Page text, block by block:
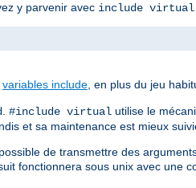
y parvenir avec include virtual
variables include, en plus du jeu
. #include virtual utilise le
et sa maintenance est mieux
de transmettre des
fonctionnera sous unix avec une